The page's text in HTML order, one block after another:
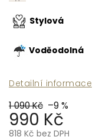
1 090 Kč –9 %
990 Kč
818 Kč bez DPH
Stylová
Voděodolná
Detailní informace